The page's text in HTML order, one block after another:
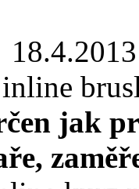
18.4.2013
jak